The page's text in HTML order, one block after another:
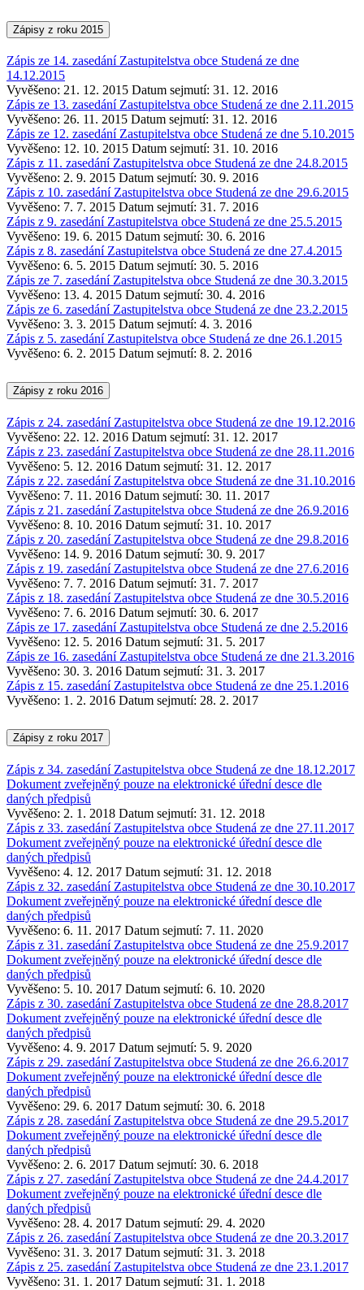
Zápisy z roku 2015
Zápis ze 14. zasedání Zastupitelstva obce Studená ze dne
14.12.2015
Vyvěšeno: 21. 12. 2015 Datum sejmutí: 31. 12. 2016
Zápis ze 13. zasedání Zastupitelstva obce Studená ze dne 2.11.2015
Vyvěšeno: 26. 11. 2015 Datum sejmutí: 31. 12. 2016
Zápis ze 12. zasedání Zastupitelstva obce Studená ze dne 5.10.2015
Vyvěšeno: 12. 10. 2015 Datum sejmutí: 31. 10. 2016
Zápis z 11. zasedání Zastupitelstva obce Studená ze dne 24.8.2015
Vyvěšeno: 2. 9. 2015 Datum sejmutí: 30. 9. 2016
Zápis z 10. zasedání Zastupitelstva obce Studená ze dne 29.6.2015
Vyvěšeno: 7. 7. 2015 Datum sejmutí: 31. 7. 2016
Zápis z 9. zasedání Zastupitelstva obce Studená ze dne 25.5.2015
Vyvěšeno: 19. 6. 2015 Datum sejmutí: 30. 6. 2016
Zápis z 8. zasedání Zastupitelstva obce Studená ze dne 27.4.2015
Vyvěšeno: 6. 5. 2015 Datum sejmutí: 30. 5. 2016
Zápis ze 7. zasedání Zastupitelstva obce Studená ze dne 30.3.2015
Vyvěšeno: 13. 4. 2015 Datum sejmutí: 30. 4. 2016
Zápis ze 6. zasedání Zastupitelstva obce Studená ze dne 23.2.2015
Vyvěšeno: 3. 3. 2015 Datum sejmutí: 4. 3. 2016
Zápis z 5. zasedání Zastupitelstva obce Studená ze dne 26.1.2015
Vyvěšeno: 6. 2. 2015 Datum sejmutí: 8. 2. 2016
Zápisy z roku 2016
Zápis z 24. zasedání Zastupitelstva obce Studená ze dne 19.12.2016
Vyvěšeno: 22. 12. 2016 Datum sejmutí: 31. 12. 2017
Zápis z 23. zasedání Zastupitelstva obce Studená ze dne 28.11.2016
Vyvěšeno: 5. 12. 2016 Datum sejmutí: 31. 12. 2017
Zápis z 22. zasedání Zastupitelstva obce Studená ze dne 31.10.2016
Vyvěšeno: 7. 11. 2016 Datum sejmutí: 30. 11. 2017
Zápis z 21. zasedání Zastupitelstva obce Studená ze dne 26.9.2016
Vyvěšeno: 8. 10. 2016 Datum sejmutí: 31. 10. 2017
Zápis z 20. zasedání Zastupitelstva obce Studená ze dne 29.8.2016
Vyvěšeno: 14. 9. 2016 Datum sejmutí: 30. 9. 2017
Zápis z 19. zasedání Zastupitelstva obce Studená ze dne 27.6.2016
Vyvěšeno: 7. 7. 2016 Datum sejmutí: 31. 7. 2017
Zápis z 18. zasedání Zastupitelstva obce Studená ze dne 30.5.2016
Vyvěšeno: 7. 6. 2016 Datum sejmutí: 30. 6. 2017
Zápis ze 17. zasedání Zastupitelstva obce Studená ze dne 2.5.2016
Vyvěšeno: 12. 5. 2016 Datum sejmutí: 31. 5. 2017
Zápis ze 16. zasedání Zastupitelstva obce Studená ze dne 21.3.2016
Vyvěšeno: 30. 3. 2016 Datum sejmutí: 31. 3. 2017
Zápis z 15. zasedání Zastupitelstva obce Studená ze dne 25.1.2016
Vyvěšeno: 1. 2. 2016 Datum sejmutí: 28. 2. 2017
Zápisy z roku 2017
Zápis z 34. zasedání Zastupitelstva obce Studená ze dne 18.12.2017
Dokument zveřejněný pouze na elektronické úřední desce dle
daných předpisů
Vyvěšeno: 2. 1. 2018 Datum sejmutí: 31. 12. 2018
Zápis z 33. zasedání Zastupitelstva obce Studená ze dne 27.11.2017
Dokument zveřejněný pouze na elektronické úřední desce dle
daných předpisů
Vyvěšeno: 4. 12. 2017 Datum sejmutí: 31. 12. 2018
Zápis z 32. zasedání Zastupitelstva obce Studená ze dne 30.10.2017
Dokument zveřejněný pouze na elektronické úřední desce dle
daných předpisů
Vyvěšeno: 6. 11. 2017 Datum sejmutí: 7. 11. 2020
Zápis z 31. zasedání Zastupitelstva obce Studená ze dne 25.9.2017
Dokument zveřejněný pouze na elektronické úřední desce dle
daných předpisů
Vyvěšeno: 5. 10. 2017 Datum sejmutí: 6. 10. 2020
Zápis z 30. zasedání Zastupitelstva obce Studená ze dne 28.8.2017
Dokument zveřejněný pouze na elektronické úřední desce dle
daných předpisů
Vyvěšeno: 4. 9. 2017 Datum sejmutí: 5. 9. 2020
Zápis z 29. zasedání Zastupitelstva obce Studená ze dne 26.6.2017
Dokument zveřejněný pouze na elektronické úřední desce dle
daných předpisů
Vyvěšeno: 29. 6. 2017 Datum sejmutí: 30. 6. 2018
Zápis z 28. zasedání Zastupitelstva obce Studená ze dne 29.5.2017
Dokument zveřejněný pouze na elektronické úřední desce dle
daných předpisů
Vyvěšeno: 2. 6. 2017 Datum sejmutí: 30. 6. 2018
Zápis z 27. zasedání Zastupitelstva obce Studená ze dne 24.4.2017
Dokument zveřejněný pouze na elektronické úřední desce dle
daných předpisů
Vyvěšeno: 28. 4. 2017 Datum sejmutí: 29. 4. 2020
Zápis z 26. zasedání Zastupitelstva obce Studená ze dne 20.3.2017
Vyvěšeno: 31. 3. 2017 Datum sejmutí: 31. 3. 2018
Zápis z 25. zasedání Zastupitelstva obce Studená ze dne 23.1.2017
Vyvěšeno: 31. 1. 2017 Datum sejmutí: 31. 1. 2018